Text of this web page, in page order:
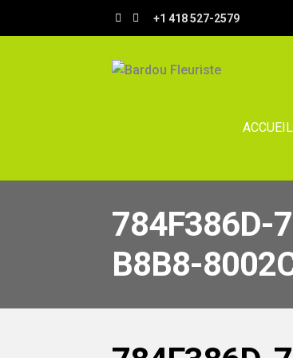
Aller
à
la
navigation
Aller
au
contenu
+1 418 527-2579
ACCUEIL
784F386D-
B8B8-